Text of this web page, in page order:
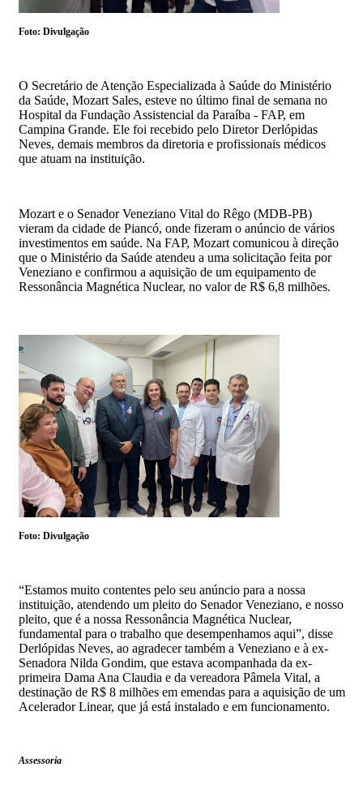
Foto: Divulgação
O Secretário de Atenção Especializada à Saúde do Ministério
da Saúde, Mozart Sales, esteve no último final de semana no
Hospital da Fundação Assistencial da Paraíba - FAP, em
Campina Grande. Ele foi recebido pelo Diretor Derlópidas
Neves, demais membros da diretoria e profissionais médicos
que atuam na instituição.
Mozart e o Senador Veneziano Vital do Rêgo (MDB-PB)
vieram da cidade de Piancó, onde fizeram o anúncio de vários
investimentos em saúde. Na FAP, Mozart comunicou à direção
que o Ministério da Saúde atendeu a uma solicitação feita por
Veneziano e confirmou a aquisição de um equipamento de
Ressonância Magnética Nuclear, no valor de R$ 6,8 milhões.
Foto: Divulgação
“Estamos muito contentes pelo seu anúncio para a nossa
instituição, atendendo um pleito do Senador Veneziano, e nosso
pleito, que é a nossa Ressonância Magnética Nuclear,
fundamental para o trabalho que desempenhamos aqui”, disse
Derlópidas Neves, ao agradecer também a Veneziano e à ex-
Senadora Nilda Gondim, que estava acompanhada da ex-
primeira Dama Ana Claudia e da vereadora Pâmela Vital, a
destinação de R$ 8 milhões em emendas para a aquisição de um
Acelerador Linear, que já está instalado e em funcionamento.
Assessoria